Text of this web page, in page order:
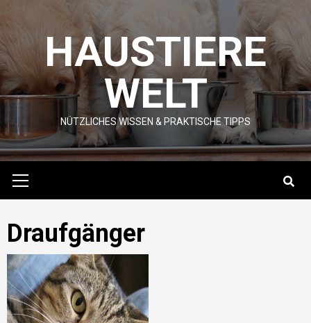
content HAUSTIERE
WELT
NÜTZLICHES WISSEN & PRAKTISCHE TIPPS
Menu
Draufgänger